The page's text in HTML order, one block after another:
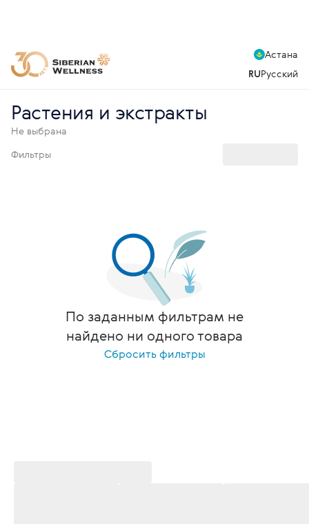
Астана
RUРусский
Растения и экстракты
Не выбрана
Фильтры
По заданным фильтрам не
найдено ни одного товара
Сбросить фильтры